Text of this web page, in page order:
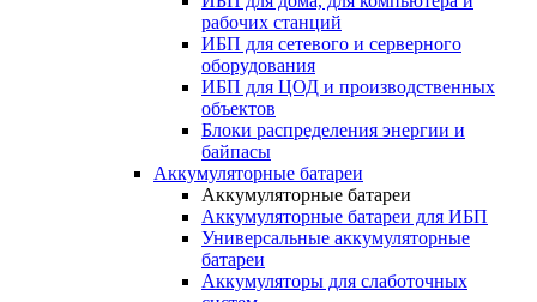
рабочих станций
ИБП для сетевого и серверного
оборудования
ИБП для ЦОД и производственных
объектов
Блоки распределения энергии и
байпасы
Аккумуляторные батареи
Аккумуляторные батареи
Аккумуляторные батареи для ИБП
Универсальные аккумуляторные
батареи
Аккумуляторы для слаботочных